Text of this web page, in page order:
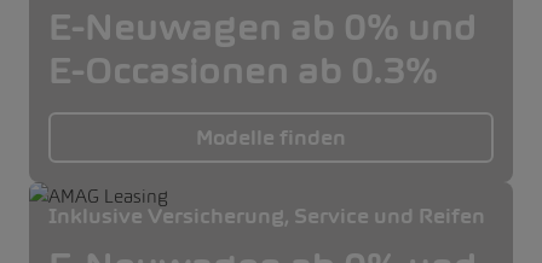
E-Neuwagen ab 0% und
E-Occasionen ab 0.3%
Modelle finden
Inklusive Versicherung, Service und Reifen